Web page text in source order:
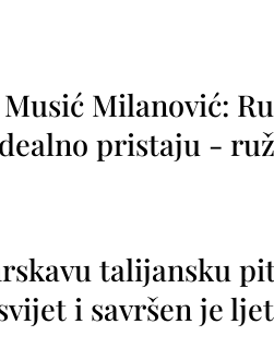
Musić Milanović:
pristaju -
talijansku
i savršen je